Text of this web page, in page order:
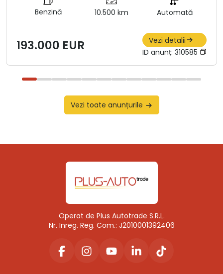
Benzină 10.500 km Automată
193.000 EUR
Vezi detalii
ID anunț: 310585
Vezi toate anunțurile
Operat de Plus Autotrade S.R.L.
Nr. Inreg. Reg. Com.: J2010001392406